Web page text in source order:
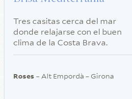
Tres casitas cerca del mar
donde relajarse con el buen
clima de la Costa Brava.
Roses – Alt Empordà – Girona